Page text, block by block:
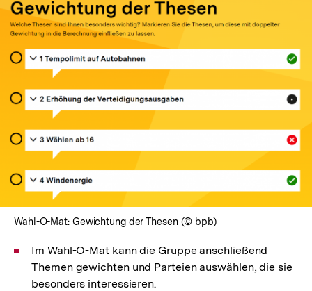
In
öffnen
Wahl-O-Mat: Gewichtung der Thesen (© bpb)
Im Wahl-O-Mat kann die Gruppe anschließend
Themen gewichten und Parteien auswählen, die sie
besonders interessieren.